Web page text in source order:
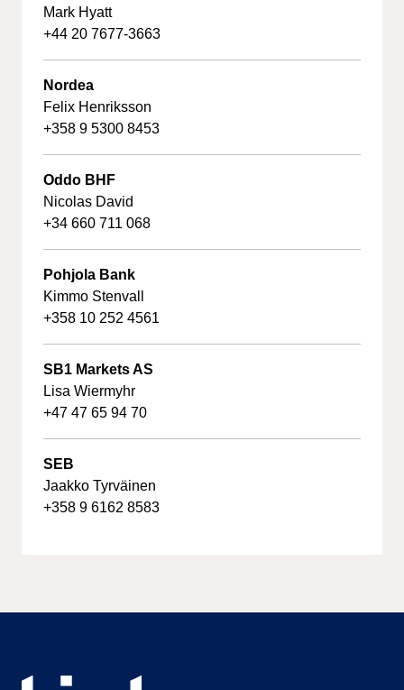
Mark Hyatt
+44 20 7677-3663
Nordea
Felix Henriksson
+358 9 5300 8453
Oddo BHF
Nicolas David
+34 660 711 068
Pohjola Bank
Kimmo Stenvall
+358 10 252 4561
SB1 Markets AS
Lisa Wiermyhr
+47 47 65 94 70
SEB
Jaakko Tyrväinen
+358 9 6162 8583